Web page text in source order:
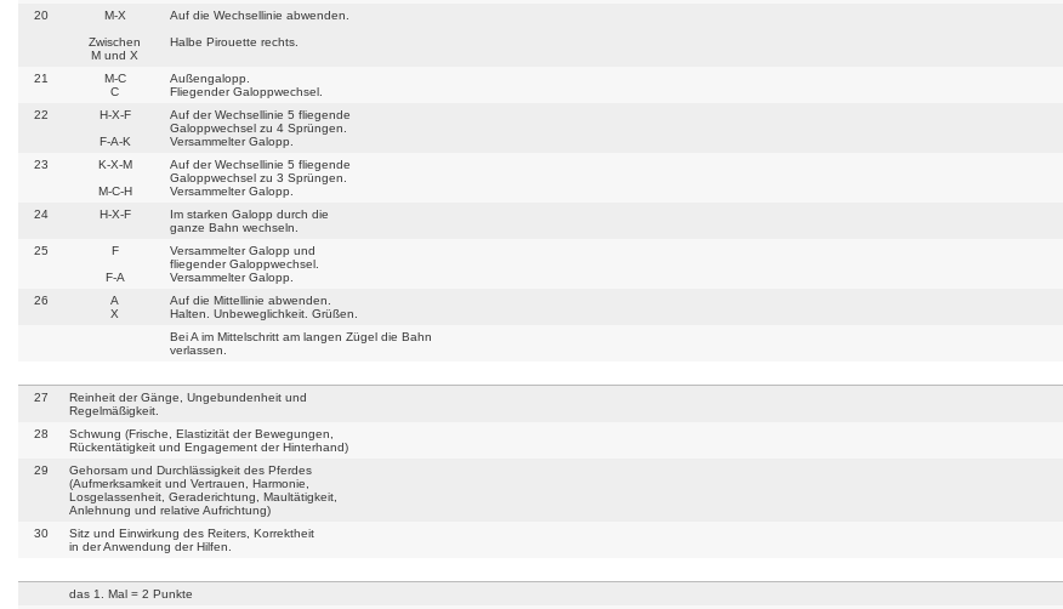
20
M-X
Zwischen
M und X
Auf die Wechsellinie abwenden.
Halbe Pirouette rechts.
21
M-C
C
Außengalopp.
Fliegender Galoppwechsel.
22
H-X-F
F-A-K
Auf der Wechsellinie 5 fliegende
Galoppwechsel zu 4 Sprüngen.
Versammelter Galopp.
23
K-X-M
M-C-H
Auf der Wechsellinie 5 fliegende
Galoppwechsel zu 3 Sprüngen.
Versammelter Galopp.
24 H-X-F
Im starken Galopp durch die
ganze Bahn wechseln.
25
F
F-A
Versammelter Galopp und
fliegender Galoppwechsel.
Versammelter Galopp.
26
A
X
Auf die Mittellinie abwenden.
Halten. Unbeweglichkeit. Grüßen.
Bei A im Mittelschritt am langen Zügel die Bahn
verlassen.
27
Reinheit der Gänge, Ungebundenheit und
Regelmäßigkeit.
28
Schwung (Frische, Elastizität der Bewegungen,
Rückentätigkeit und Engagement der Hinterhand)
29
Gehorsam und Durchlässigkeit des Pferdes
(Aufmerksamkeit und Vertrauen, Harmonie,
Losgelassenheit, Geraderichtung, Maultätigkeit,
Anlehnung und relative Aufrichtung)
30
Sitz und Einwirkung des Reiters, Korrektheit
in der Anwendung der Hilfen.
das 1. Mal = 2 Punkte